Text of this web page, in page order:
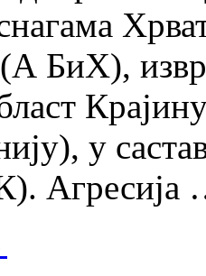
снагама
БиХ),
у
Агресија